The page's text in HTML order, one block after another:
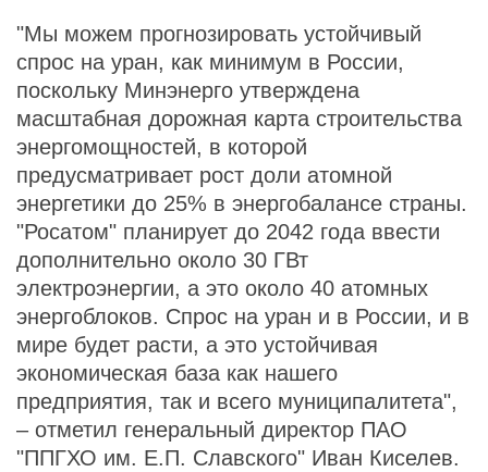
"Мы можем прогнозировать устойчивый
спрос на уран, как минимум в России,
поскольку Минэнерго утверждена
масштабная дорожная карта строительства
энергомощностей, в которой
предусматривает рост доли атомной
энергетики до 25% в энергобалансе страны.
"Росатом" планирует до 2042 года ввести
дополнительно около 30 ГВт
электроэнергии, а это около 40 атомных
энергоблоков. Спрос на уран и в России, и в
мире будет расти, а это устойчивая
экономическая база как нашего
предприятия, так и всего муниципалитета",
– отметил генеральный директор ПАО
"ППГХО им. Е.П. Славского" Иван Киселев.